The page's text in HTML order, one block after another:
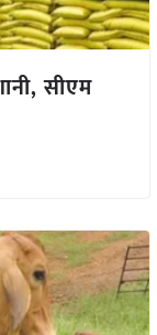
सीएम